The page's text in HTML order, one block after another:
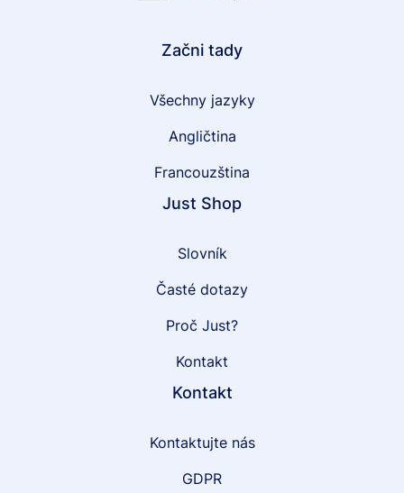
Začni tady
Všechny jazyky
Angličtina
Francouzština
Just Shop
Slovník
Časté dotazy
Proč Just?
Kontakt
Kontakt
Kontaktujte nás
GDPR